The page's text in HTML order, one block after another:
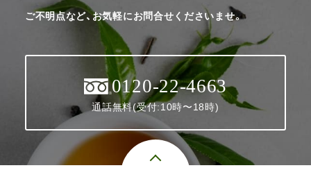
ご不明点など、お気軽にお問合せくださいませ。
0120-22-4663
通話無料(受付:10時〜18時)